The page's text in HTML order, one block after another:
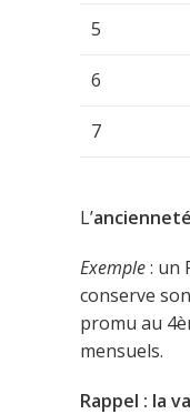
5
6
7
L’
Exemple: un
conserve
promu au
mensuels.
Rappel : la